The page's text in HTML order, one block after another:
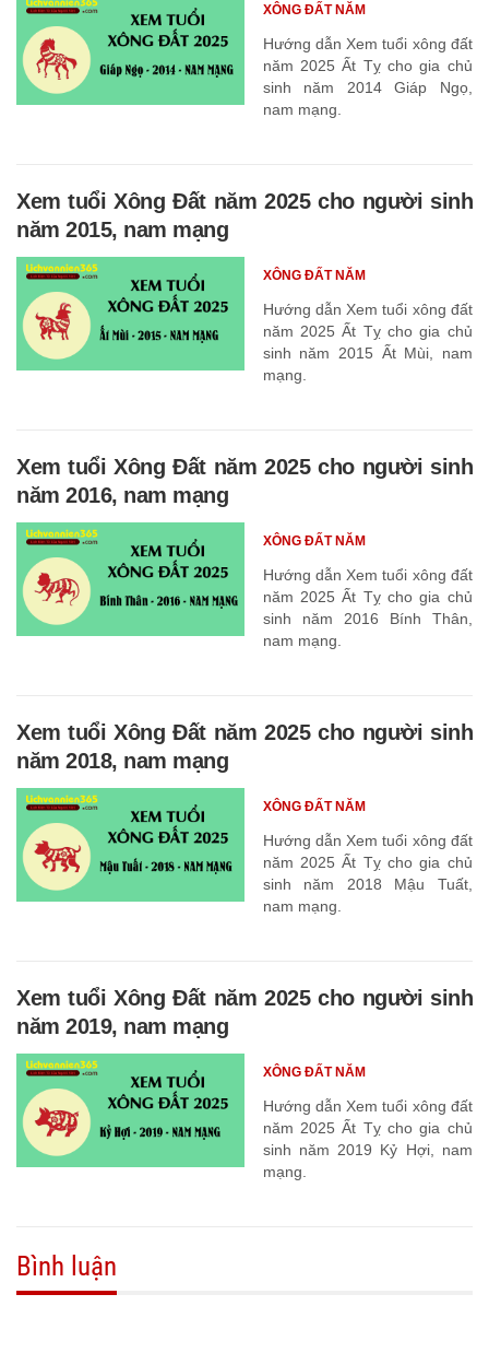
Hướng dẫn Xem tuổi xông đất
năm 2025 Ất Tỵ cho gia chủ
sinh năm 2014 Giáp Ngọ,
nam mạng.
XÔNG ĐẤT NĂM
Xem tuổi Xông Đất năm 2025 cho người sinh
năm 2015, nam mạng
Hướng dẫn Xem tuổi xông đất
năm 2025 Ất Tỵ cho gia chủ
sinh năm 2015 Ất Mùi, nam
mạng.
XÔNG ĐẤT NĂM
Xem tuổi Xông Đất năm 2025 cho người sinh
năm 2016, nam mạng
Hướng dẫn Xem tuổi xông đất
năm 2025 Ất Tỵ cho gia chủ
sinh năm 2016 Bính Thân,
nam mạng.
XÔNG ĐẤT NĂM
Xem tuổi Xông Đất năm 2025 cho người sinh
năm 2018, nam mạng
Hướng dẫn Xem tuổi xông đất
năm 2025 Ất Tỵ cho gia chủ
sinh năm 2018 Mậu Tuất,
nam mạng.
XÔNG ĐẤT NĂM
Xem tuổi Xông Đất năm 2025 cho người sinh
năm 2019, nam mạng
Hướng dẫn Xem tuổi xông đất
năm 2025 Ất Tỵ cho gia chủ
sinh năm 2019 Kỷ Hợi, nam
mạng.
XÔNG ĐẤT NĂM
Bình luận